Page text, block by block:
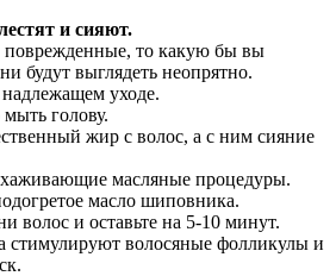
и сияют.
поврежденные, то какую бы вы
будут выглядеть неопрятно.
уходе.
голову.
жир с волос, а с ним сияние
масляные процедуры.
масло шиповника.
волос и оставьте на 5-10 минут.
волосяные фолликулы и